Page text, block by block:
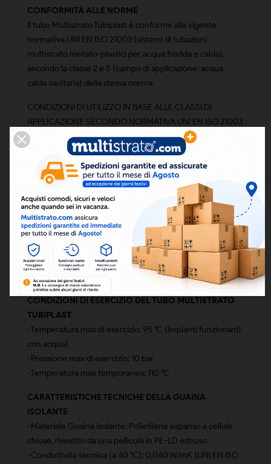
CONFORMITÀ ALLE NORME
Il tubo Multistrato Tubiplast è conforme alla vigente
normativa UNI EN ISO 21003 (sistemi di tubazioni
multistrato metallo-plastici per acqua fredda e calda),
secondo la classe 2 e 5 (campo di applicazione: acqua
calda sanitaria) della stessa norma.
CONDIZIONI DI UTILIZZO IN BASE ALLE CLASSI DI
APPLICAZIONE SECONDO NORMATIVA UNI EN ISO 21003
CARATTERISTICHE TECNICHE DEL TUBO MULTISTRATO
TUBIPLAST
-Spessore minimo alluminio 0,2 mm
-Coefficiente di dilatazione termica: 0,026 mm/m °C
-Conduttività termica: 0,43 W/m °C
-Raggio minimo di curvatura: fino a 5 volte il diametro Ø
del tubo
-Rugosità del tubo interno: 0,007 mm
-Classe di reazione al fuoco: EL (EN 13501-1)
-Grado di reticolazione PEXB: >65%
CONDIZIONI DI ESERCIZIO DEL TUBO MULTISTRATO
TUBIPLAST
-Temperatura max di esercizio: 95 °C (Impianti funzionanti
con acqua)
-Pressione max di esercizio: 10 bar
-Temperatura max temporanea: 110 °C
CARATTERISTICHE TECNICHE DELLA GUAINA
ISOLANTE
-Materiale Guaina isolante: Polietilene espanso a cellule
chiuse, rivestito da una pellicola in PE-LD estruso
-Conduttività termica (a 40 °C): 0,040 W/mK (UNI EN ISO